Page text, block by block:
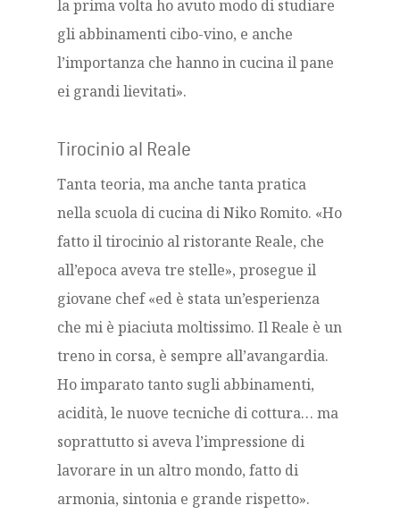
la prima volta ho avuto modo di studiare
gli abbinamenti cibo-vino, e anche
l’importanza che hanno in cucina il pane
ei grandi lievitati».
Tirocinio al Reale
Tanta teoria, ma anche tanta pratica
nella scuola di cucina di Niko Romito. «Ho
fatto il tirocinio al ristorante Reale, che
all’epoca aveva tre stelle», prosegue il
giovane chef «ed è stata un’esperienza
che mi è piaciuta moltissimo. Il Reale è un
treno in corsa, è sempre all’avangardia.
Ho imparato tanto sugli abbinamenti,
acidità, le nuove tecniche di cottura… ma
soprattutto si aveva l’impressione di
lavorare in un altro mondo, fatto di
armonia, sintonia e grande rispetto».